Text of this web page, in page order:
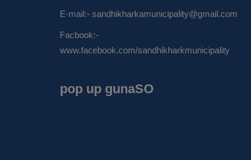
E-mail:- sandhikharkamunicipality@gmail.com
Facbook:-
www.facebook.com/sandhikharkmunicipality
pop up gunaSO